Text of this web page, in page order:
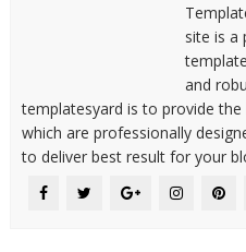
site is a
and
templatesyard is to provide
which are professionally
to deliver best result for your